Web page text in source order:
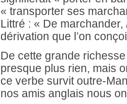
« transporter ses
Littré : « De marchander,
dérivation que l’on
De cette grande
presque plus rien, mais
ce verbe survit outre-
nos amis anglais nous